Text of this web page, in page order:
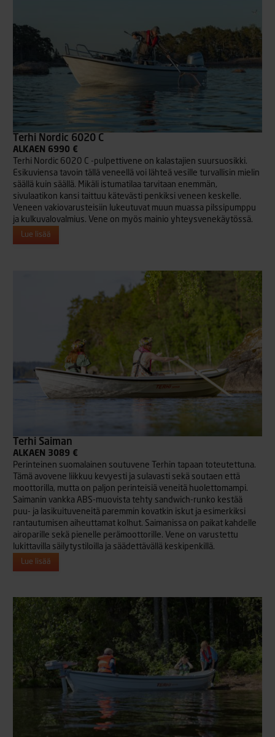
Terhi Nordic 6020 C
ALKAEN 6990 €
Terhi Nordic 6020 C -pulpettivene on kalastajien suursuosikki.
Esikuviensa tavoin tällä veneellä voi lähteä vesille turvallisin mielin
säällä kuin säällä. Mikäli istumatilaa tarvitaan enemmän,
sivulaatikon kansi taittuu kätevästi penkiksi veneen keskelle.
Veneen vakiovarusteisiin lukeutuvat muun muassa pilssipumppu
ja kulkuvalovalmius. Vene on myös mainio yhteysvenekäytössä.
Lue lisää
Terhi Saiman
ALKAEN 3089 €
Perinteinen suomalainen soutuvene Terhin tapaan toteutettuna.
Tämä avovene liikkuu kevyesti ja sulavasti sekä soutaen että
moottorilla, mutta on paljon perinteisiä veneitä huolettomampi.
Saimanin vankka ABS-muovista tehty sandwich-runko kestää
puu- ja lasikuituveneitä paremmin kovatkin iskut ja esimerkiksi
rantautumisen aiheuttamat kolhut. Saimanissa on paikat kahdelle
airoparille sekä pienelle perämoottorille. Vene on varustettu
lukittavilla säilytystiloilla ja säädettävällä keskipenkillä.
Lue lisää